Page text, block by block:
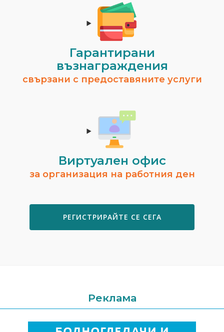
Гарантирани
възнаграждения
свързани с предоставяните услуги
Виртуален офис
за организация на работния ден
РЕГИСТРИРАЙТЕ СЕ СЕГА
Реклама